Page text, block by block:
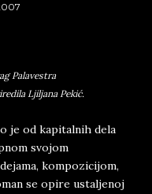
Palavestra
Ljiljana Pekić.
je od kapitalnih dela
svojom
kompozicijom,
se opire ustaljenoj